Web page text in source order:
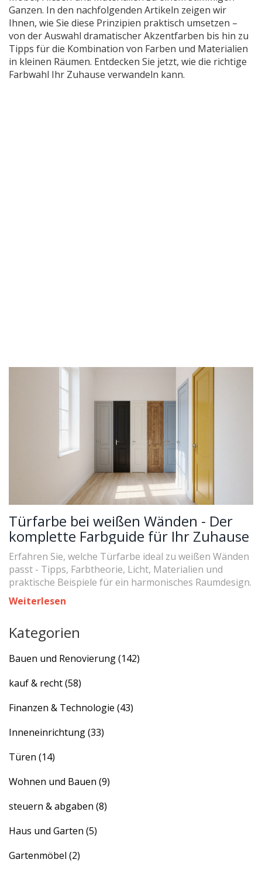
Ganzen. In den nachfolgenden Artikeln zeigen wir
Ihnen, wie Sie diese Prinzipien praktisch umsetzen –
von der Auswahl dramatischer Akzentfarben bis hin zu
Tipps für die Kombination von Farben und Materialien
in kleinen Räumen. Entdecken Sie jetzt, wie die richtige
Farbwahl Ihr Zuhause verwandeln kann.
Türfarbe bei weißen Wänden - Der
komplette Farbguide für Ihr Zuhause
Erfahren Sie, welche Türfarbe ideal zu weißen Wänden
passt - Tipps, Farbtheorie, Licht, Materialien und
praktische Beispiele für ein harmonisches Raumdesign.
Weiterlesen
Kategorien
Bauen und Renovierung(142)
kauf & recht(58)
Finanzen & Technologie (43)
Inneneinrichtung(33)
Türen (14)
Wohnen und Bauen (9)
steuern & abgaben (8)
Haus und Garten (5)
Gartenmöbel (2)